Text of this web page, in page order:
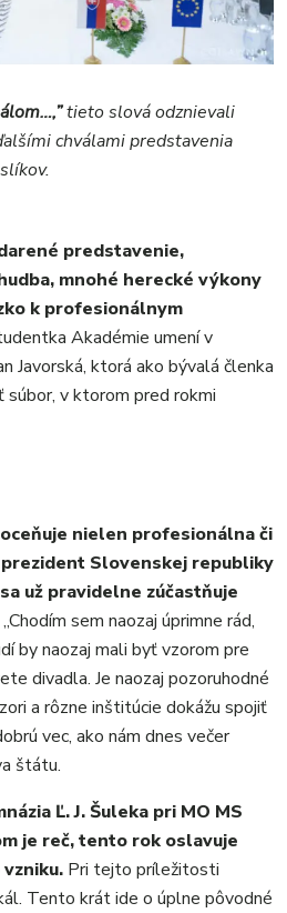
MESTO
ŠPORT
tieto slová odznievali
chválami predstavenia
predstavenie,
mnohé herecké výkony
k profesionálnym
Akadémie umení v
Javorská, ktorá ako bývalá členka
v ktorom pred rokmi
nielen profesionálna či
Slovenskej republiky
už pravidelne zúčastňuje
„Chodím sem naozaj úprimne rád,
by naozaj mali byť vzorom pre
divadla. Je naozaj pozoruhodné
a rôzne inštitúcie dokážu spojiť
vec, ako nám dnes večer
štátu.
Ľ. J. Šuleka pri MO MS
je reč, tento rok oslavuje
Pri tejto príležitosti
Tento krát ide o úplne pôvodné